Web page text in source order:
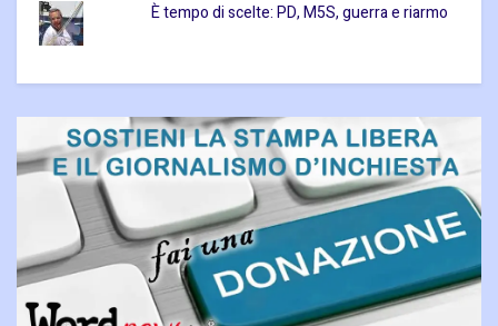
È tempo di scelte: PD, M5S, guerra e riarmo